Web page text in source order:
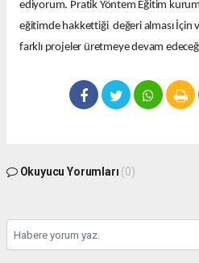
ediyorum. Pratik Yöntem Eğitim
eğitimde hakkettiği değeri alması İçin
farklı projeler üretmeye devam
Okuyucu Yorumları (0)